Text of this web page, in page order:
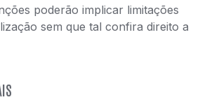
poderão implicar limitações
sem que tal confira direito a